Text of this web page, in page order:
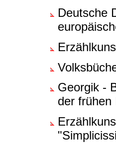
Deutsche
Georgik -
der frühen